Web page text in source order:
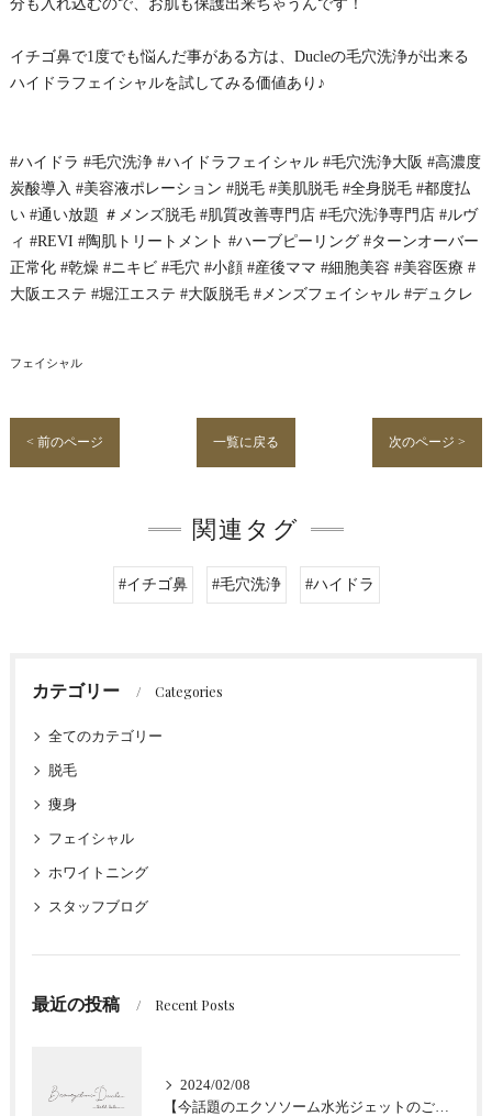
分も入れ込むので、お肌も保護出来ちゃうんです！
イチゴ鼻で1度でも悩んだ事がある方は、Ducleの毛穴洗浄が出来る
ハイドラフェイシャルを試してみる価値あり♪
#ハイドラ #毛穴洗浄 #ハイドラフェイシャル #毛穴洗浄大阪 #高濃度
炭酸導入 #美容液ポレーション #脱毛 #美肌脱毛 #全身脱毛 #都度払
い #通い放題 ＃メンズ脱毛 #肌質改善専門店 #毛穴洗浄専門店 #ルヴ
ィ #REVI #陶肌トリートメント #ハーブピーリング #ターンオーバー
正常化 #乾燥 #ニキビ #毛穴 #小顔 #産後ママ #細胞美容 #美容医療 #
大阪エステ #堀江エステ #大阪脱毛 #メンズフェイシャル #デュクレ
フェイシャル
< 前のページ 一覧に戻る 次のページ >
関連タグ
#イチゴ鼻 #毛穴洗浄 #ハイドラ
カテゴリー Categories
全てのカテゴリー
脱毛
痩身
フェイシャル
ホワイトニング
スタッフブログ
最近の投稿 Recent Posts
2024/02/08
【今話題のエクソソーム水光ジェットのご紹介★肌質改善】大阪堀江/Beautyclinic Ducle